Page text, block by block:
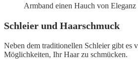
Armband einen Hauch von
Schleier und Haarschmuck
Neben dem traditionellen Schleier gibt es
Möglichkeiten, Ihr Haar zu schmücken.